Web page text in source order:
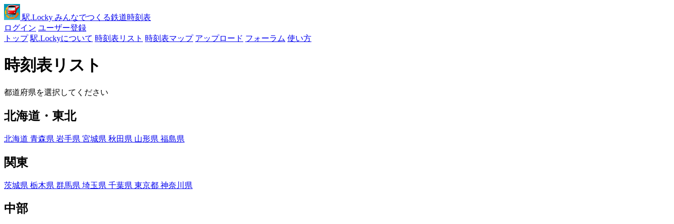
駅.Locky みんなでつくる鉄道時刻表
ログイン ユーザー登録
トップ 駅.Lockyについて 時刻表リスト 時刻表マップ アップロード フォーラム 使い方
時刻表リスト
都道府県を選択してください
北海道・東北
北海道 青森県 岩手県 宮城県 秋田県 山形県 福島県
関東
茨城県 栃木県 群馬県 埼玉県 千葉県 東京都 神奈川県
中部